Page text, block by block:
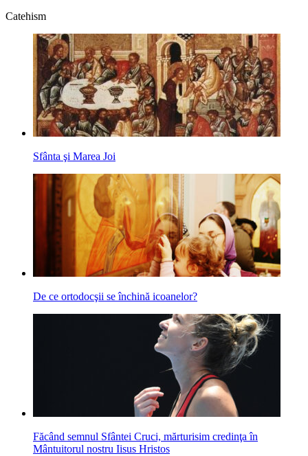
Catehism
Sfânta şi Marea Joi
De ce ortodocşii se închină icoanelor?
Făcând semnul Sfântei Cruci, mărturisim credinţa în
Mântuitorul nostru Iisus Hristos